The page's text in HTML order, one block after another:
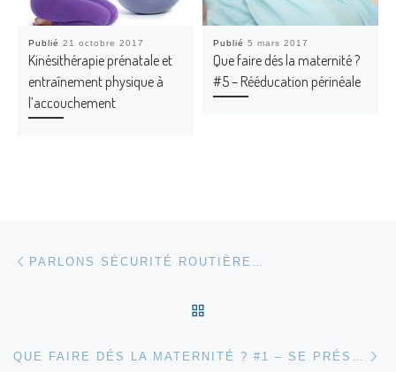
Publié 21 octobre 2017
Kinésithérapie prénatale et
entraînement physique à
l’accouchement
Publié 5 mars 2017
Que faire dés la maternité ?
#5 – Rééducation périnéale
Parcourir les articles
PARLONS SÉCURITÉ ROUTIÈRE…